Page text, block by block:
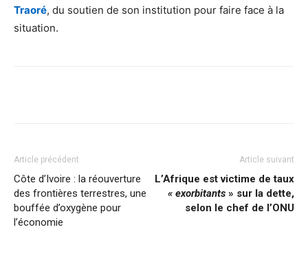
Traoré, du soutien de son institution pour faire face à la
situation.
Article précédent
Côte d’Ivoire : la réouverture
des frontières terrestres, une
bouffée d’oxygène pour
l’économie
Article suivant
L’Afrique est victime de taux
« exorbitants » sur la dette,
selon le chef de l’ONU